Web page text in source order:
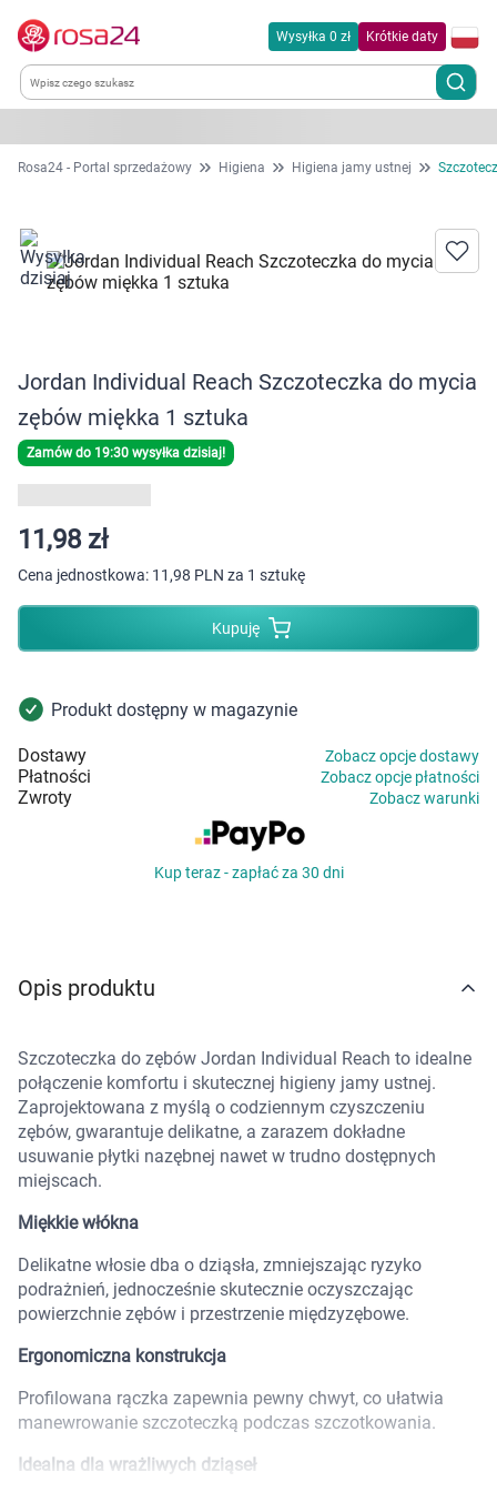
dostosowania zawartości serwisu do Twoich
Wysyłka 0 zł Krótkie daty
Kategorie
Dla zwierząt
Zdrowie
Kobieta w ciąży i mama
Higiena
Zabawki
Rosa24 - Portal sprzedażowy Higiena Higiena jamy ustnej
Jordan Individual Reach Szczoteczka do mycia
zębów miękka 1 sztuka
Zamów do 19:30 wysyłka dzisiaj!
11,98 zł
Cena jednostkowa: 11,98 PLN za 1 sztukę
Kupuję
Produkt dostępny w magazynie
Dostawy Zobacz opcje dostawy
Płatności Zobacz opcje płatności
Zwroty Zobacz warunki
Kup teraz - zapłać za 30 dni
Opis produktu
Szczoteczka do zębów Jordan Individual Reach to idealne
połączenie komfortu i skutecznej higieny jamy ustnej.
Zaprojektowana z myślą o codziennym czyszczeniu
zębów, gwarantuje delikatne, a zarazem dokładne
usuwanie płytki nazębnej nawet w trudno dostępnych
miejscach.
Miękkie włókna
Delikatne włosie dba o dziąsła, zmniejszając ryzyko
podrażnień, jednocześnie skutecznie oczyszczając
powierzchnie zębów i przestrzenie międzyzębowe.
Ergonomiczna konstrukcja
Profilowana rączka zapewnia pewny chwyt, co ułatwia
manewrowanie szczoteczką podczas szczotkowania.
Idealna dla wrażliwych dziąseł